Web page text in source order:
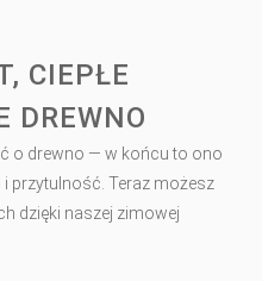
CIEPŁE
DREWNO
o drewno — w końcu to ono
przytulność. Teraz możesz
dzięki naszej zimowej